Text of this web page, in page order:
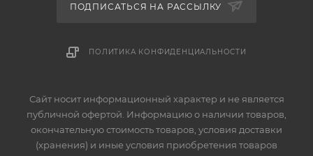
ПОДПИСАТЬСЯ НА РАССЫЛКУ
ПОЛИТИКА КОНФИДЕНЦИАЛЬНОСТИ
Сайт носит информационный характер и не является
публичной офертой. Информацию о наличии товаров,
окончательную стоимость товаров, условия доставки
(хранения) и иные условия приобретения товаров